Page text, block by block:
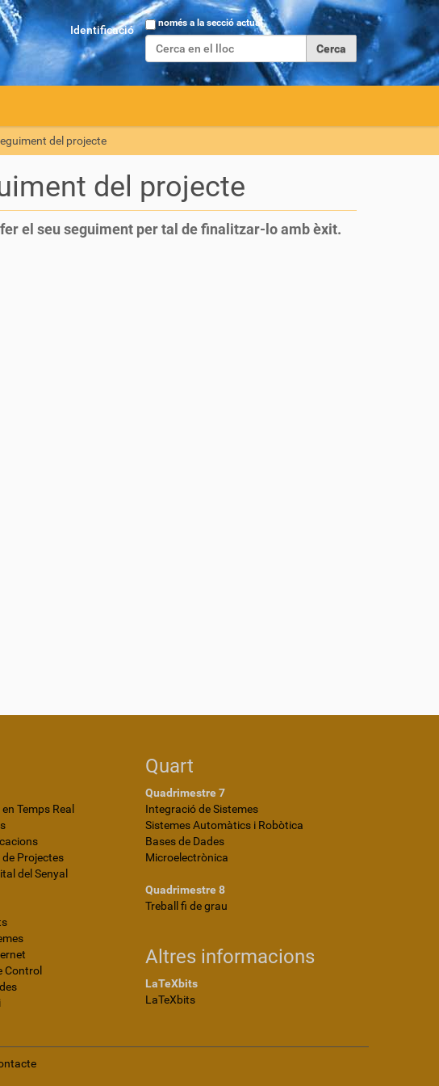
Cercanomés a la secció actual
Cerca avançada…
Identificació
del projecte
del projecte
el seu seguiment per tal de finalitzar-lo amb èxit.
Temps Real
Projectes
del Senyal
Control
Quart
Quadrimestre 7
Integració de Sistemes
Sistemes Automàtics i Robòtica
Bases de Dades
Microelectrònica
Quadrimestre 8
Treball fi de grau
Altres informacions
LaTeXbits
LaTeXbits